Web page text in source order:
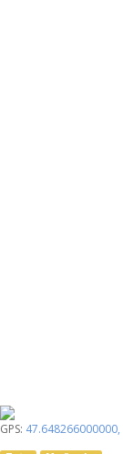
GPS: 47.648266000000,